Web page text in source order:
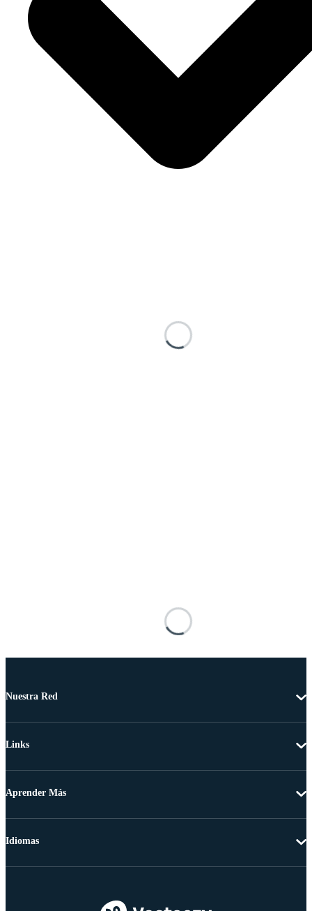
Nuestra Red
Links
Aprender Más
Idiomas